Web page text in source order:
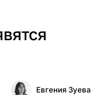
Евгения Зуева